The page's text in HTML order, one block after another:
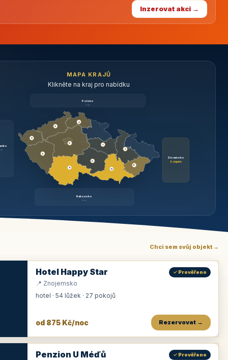
Inzerovat akci →
MAPA KRAJŮ
Klikněte na kraj pro nabídku
Polsko
brzy
Slovensko
6 objektů
Rakousko
brzy
3
9
3
3
3
3
1
2
11
1
6
Chci sem svůj objekt →
Hotel Happy Star ✓ Prověřeno
📍 Znojemsko
hotel · 54 lůžek · 27 pokojů
od 875 Kč/noc Rezervovat →
Penzion U Méďů ✓ Prověřeno